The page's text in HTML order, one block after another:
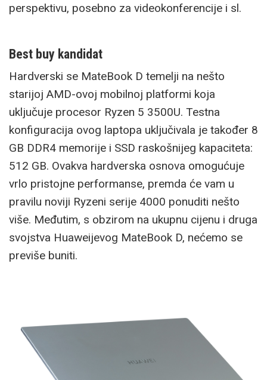
perspektivu, posebno za videokonferencije i sl.
Best buy kandidat
Hardverski se MateBook D temelji na nešto
starijoj AMD-ovoj mobilnoj platformi koja
uključuje procesor Ryzen 5 3500U. Testna
konfiguracija ovog laptopa uključivala je također 8
GB DDR4 memorije i SSD raskošnijeg kapaciteta:
512 GB. Ovakva hardverska osnova omogućuje
vrlo pristojne performanse, premda će vam u
pravilu noviji Ryzeni serije 4000 ponuditi nešto
više. Međutim, s obzirom na ukupnu cijenu i druga
svojstva Huaweijevog MateBook D, nećemo se
previše buniti.